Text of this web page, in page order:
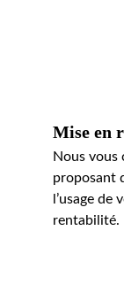
Mise en
Nous vous
proposant
l’usage
rentabilité.